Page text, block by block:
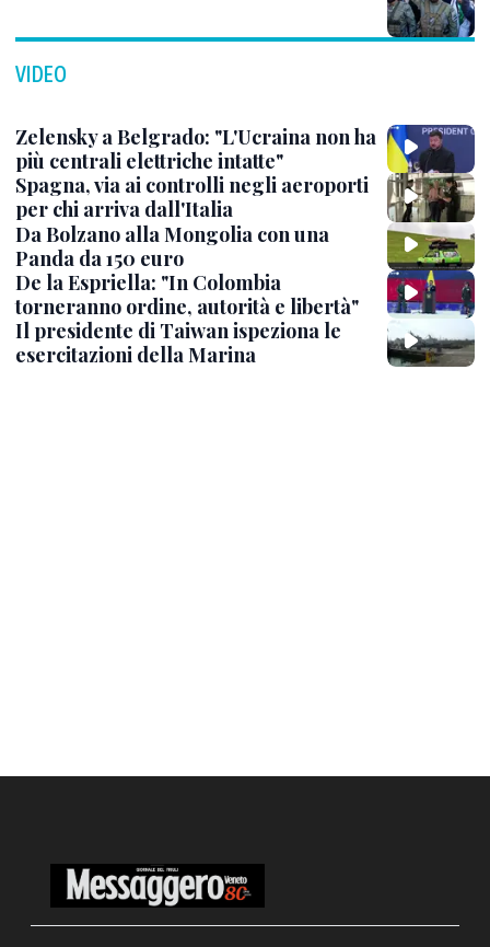
VIDEO
Zelensky a Belgrado: "L'Ucraina non ha
più centrali elettriche intatte"
Spagna, via ai controlli negli aeroporti
per chi arriva dall'Italia
Da Bolzano alla Mongolia con una
Panda da 150 euro
De la Espriella: "In Colombia
torneranno ordine, autorità e libertà"
Il presidente di Taiwan ispeziona le
esercitazioni della Marina